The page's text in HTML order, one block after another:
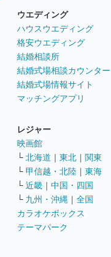
ウエディング
ハウスウエディング
格安ウエディング
結婚相談所
結婚式場相談カウンター
結婚式場情報サイト
マッチングアプリ
レジャー
映画館
└ 北海道 ｜ 東北 ｜ 関東
└ 甲信越・北陸 ｜ 東海
└ 近畿 ｜ 中国・四国
└ 九州・沖縄 ｜ 全国
カラオケボックス
テーマパーク